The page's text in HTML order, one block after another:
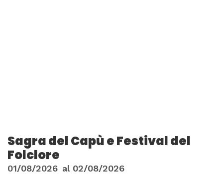
Sagra del Capù e Festival del
Folclore
01/08/2026 al 02/08/2026